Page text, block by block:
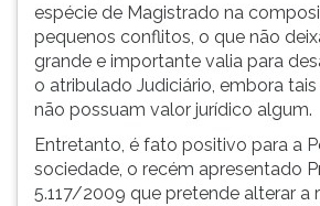
espécie de Magistrado na
pequenos conflitos, o que não
grande e importante valia para
o atribulado Judiciário, embora
não possuam valor jurídico algum.
Entretanto, é fato positivo para a
sociedade, o recém apresentado
5.117/2009 que pretende alterar a